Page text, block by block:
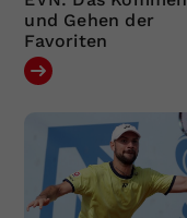
und Gehen der
Favoriten